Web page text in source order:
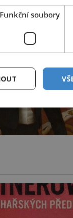
Funkční soubory